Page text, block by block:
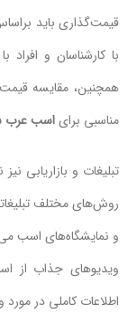
قیمت‌گذاری باید
با کارشناسان و
همچنین، مقایسه
مناسبی برایاسب عرب
تبلیغات و بازاریابی
روش‌های مختلف
و نمایشگاه‌های اسب
ویدیوهای جذاب از
اطلاعات کاملی در